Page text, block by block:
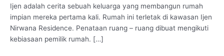
Ijen adalah cerita sebuah keluarga yang membangun rumah
impian mereka pertama kali. Rumah ini terletak di kawasan Ijen
Nirwana Residence. Penataan ruang – ruang dibuat mengikuti
kebiasaan pemilik rumah. […]